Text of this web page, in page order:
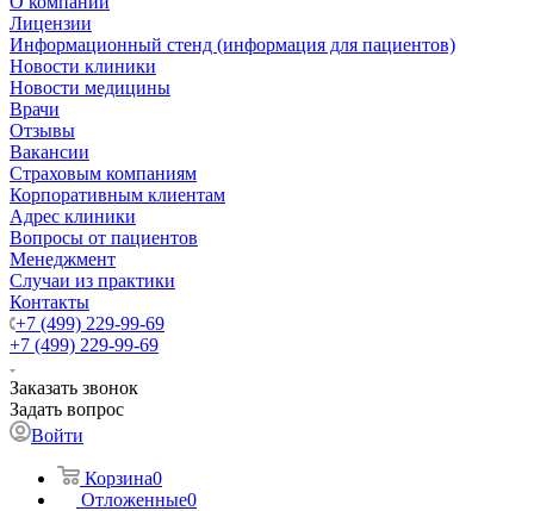
Лицензии
Информационный стенд (информация для пациентов)
Новости клиники
Новости медицины
Врачи
Отзывы
Вакансии
Страховым компаниям
Корпоративным клиентам
Адрес клиники
Вопросы от пациентов
Менеджмент
Случаи из практики
Контакты
+7 (499) 229-99-69
+7 (499) 229-99-69
Заказать звонок
Задать вопрос
Войти
Корзина0
Отложенные0